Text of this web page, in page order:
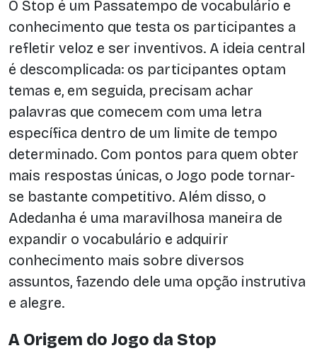
O Stop é um Passatempo de vocabulário e
conhecimento que testa os participantes a
refletir veloz e ser inventivos. A ideia central
é descomplicada: os participantes optam
temas e, em seguida, precisam achar
palavras que comecem com uma letra
específica dentro de um limite de tempo
determinado. Com pontos para quem obter
mais respostas únicas, o Jogo pode tornar-
se bastante competitivo. Além disso, o
Adedanha é uma maravilhosa maneira de
expandir o vocabulário e adquirir
conhecimento mais sobre diversos
assuntos, fazendo dele uma opção instrutiva
e alegre.
A Origem do Jogo da Stop